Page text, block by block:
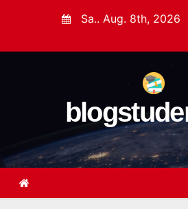
p
Sa.. Aug. 8th, 2026